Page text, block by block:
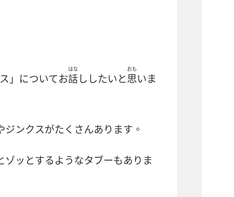
」についてお話
はな
ししたいと思
おも
いま
ジンクスがたくさんあります。
ッとするようなタブーもありま